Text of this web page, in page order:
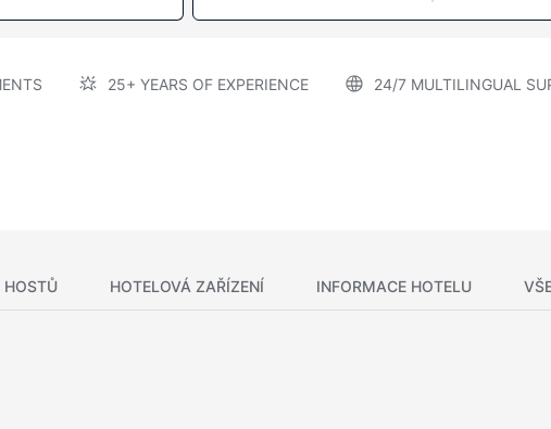
25+ YEARS OF EXPERIENCE 24/7 MULTILINGUAL
HOSTŮ HOTELOVÁ ZAŘÍZENÍ INFORMACE HOTELU